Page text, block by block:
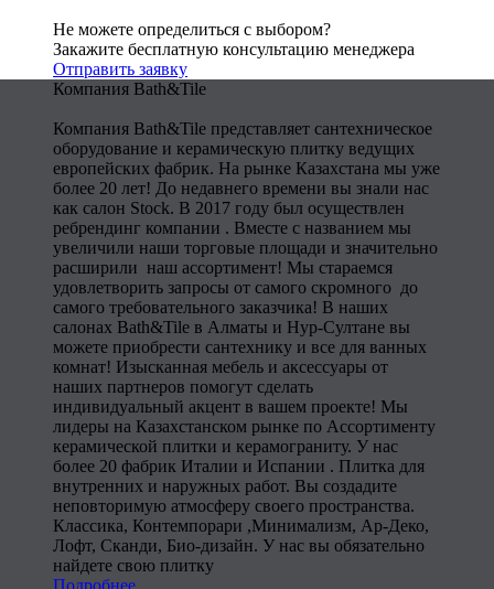
Не можете определиться с выбором?
Закажите бесплатную консультацию менеджера
Отправить заявку
Компания Bath&Tile
Компания Bath&Tile представляет сантехническое
оборудование и керамическую плитку ведущих
европейских фабрик. На рынке Казахстана мы уже
более 20 лет! До недавнего времени вы знали нас
как салон Stock. В 2017 году был осуществлен
ребрендинг компании . Вместе с названием мы
увеличили наши торговые площади и значительно
расширили наш ассортимент! Мы стараемся
удовлетворить запросы от самого скромного до
самого требовательного заказчика! В наших
салонах Bath&Tile в Алматы и Нур-Султане вы
можете приобрести сантехнику и все для ванных
комнат! Изысканная мебель и аксессуары от
наших партнеров помогут сделать
индивидуальный акцент в вашем проекте! Мы
лидеры на Казахстанском рынке по Ассортименту
керамической плитки и керамограниту. У нас
более 20 фабрик Италии и Испании . Плитка для
внутренних и наружных работ. Вы создадите
неповторимую атмосферу своего пространства.
Классика, Контемпорари ,Минимализм, Ар-Деко,
Лофт, Сканди, Био-дизайн. У нас вы обязательно
найдете свою плитку
Подробнее